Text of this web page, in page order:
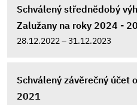
Schválený střednědobý
Zalužany na roky 2024 -
28.12.2022 – 31.12.2023
Schválený závěrečný účet
2021